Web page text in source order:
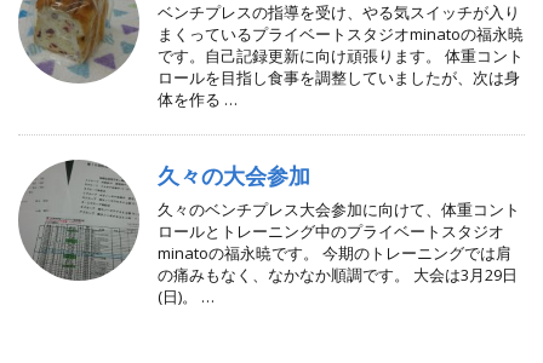
ベンチプレスの指導を受け、やる気スイッチが入り
まくっているプライベートスタジオminatoの福永暁
です。自己記録更新に向け頑張ります。 体重コント
ロールを目指し食事を調整していましたが、次は身
体を作る …
久々の大会参加
久々のベンチプレス大会参加に向けて、体重コント
ロールとトレーニング中のプライベートスタジオ
minatoの福永暁です。 今期のトレーニングでは肩
の痛みもなく、なかなか順調です。 大会は3月29日
(日)。 …